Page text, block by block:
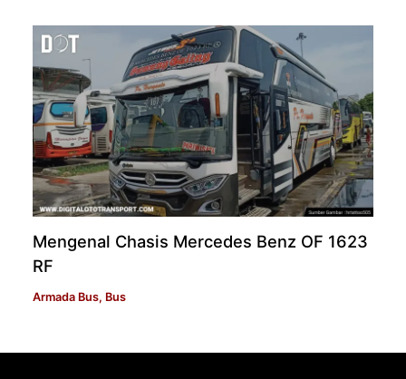
Mengenal Chasis Mercedes Benz OF 1623
RF
Armada Bus, Bus